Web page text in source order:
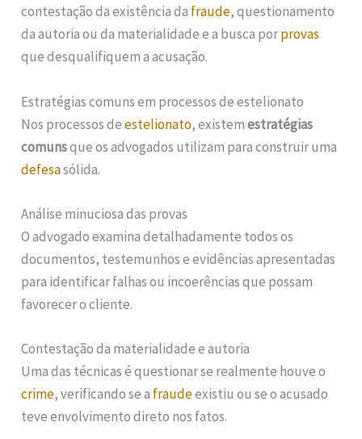
contestação da existência da fraude, questionamento
da autoria ou da materialidade e a busca porprovas
que desqualifiquem a acusação.
Estratégias comuns em processos de estelionato
Nos processos deestelionato, existemestratégias
comunsque os advogados utilizam para construir uma
defesasólida.
Análise minuciosa das provas
O advogado examina detalhadamente todos os
documentos, testemunhos e evidências apresentadas
para identificar falhas ou incoerências que possam
favorecer o cliente.
Contestação da materialidade e autoria
Uma das técnicas é questionar se realmente houve o
crime, verificando se a fraudeexistiu ou se o acusado
teve envolvimento direto nos fatos.